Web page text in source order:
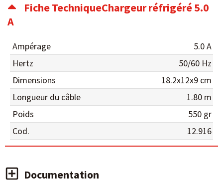
Fiche TechniqueChargeur réfrigéré 5.0
A
Ampérage
5.0 A
Hertz
50/60 Hz
Dimensions
18.2x12x9 cm
Longueur du câble
1.80 m
Poids
550 gr
Cod.
12.916
Documentation